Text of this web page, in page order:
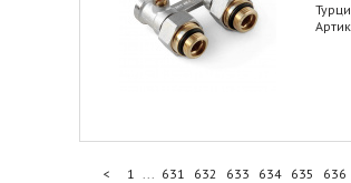
< 1 ... 631 632 633 634 635 636